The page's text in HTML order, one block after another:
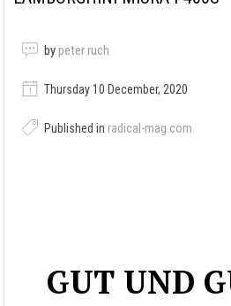
by peter ruch
Thursday 10 December, 2020
Published in radical-mag.com
GUT UND